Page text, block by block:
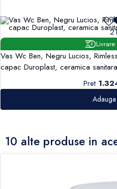
Vas Wc Ben, Negru Lucios,
capac Duroplast, ceramica sanitara
Pret
10 alte produse in